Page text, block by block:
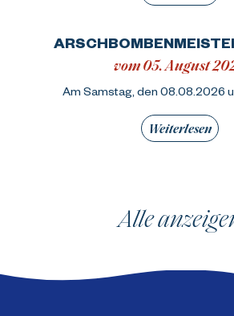
vom 05. August
Am Samstag, den 08.08.2026
Weiterlesen
Alle